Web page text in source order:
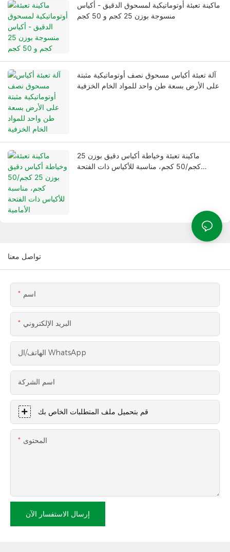
ماكينة تعبئة أوتوماتيكية لمسحوق الدقيق - أكياس
منسوجة بوزن 25 كجم و 50 كجم
آلة تعبئة أكياس مسحوق نصف أوتوماتيكية مثبتة
على الأرض بسعة طن واحد للمواد الخام الخزفية
ماكينة تعبئة وخياطة أكياس دقيق بوزن 25
كجم/50 كجم، مناسبة للأكياس ذات الفتحة
تواصل معنا
اسم
البريد الإلكتروني
الهاتف/ال WhatsApp
اسم الشركة
قم بتحميل ملف المتطلبات الخاص بك
المحتوى
إرسال الاستفسار الآن